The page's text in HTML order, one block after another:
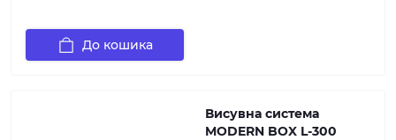
До кошика
Висувна система
MODERN BOX L-300